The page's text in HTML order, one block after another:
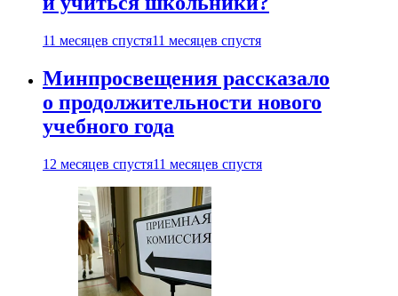
11 месяцев спустя11 месяцев спустя
Минпросвещения рассказало
о продолжительности нового
учебного года
12 месяцев спустя11 месяцев спустя